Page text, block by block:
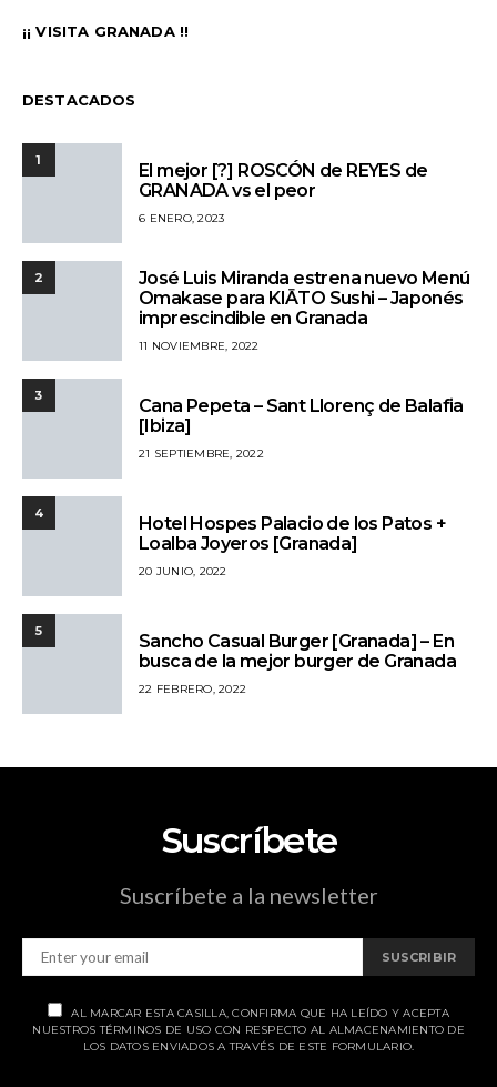
¡¡ VISITA GRANADA !!
DESTACADOS
1
El mejor [?] ROSCÓN de REYES de
GRANADA vs el peor
6 ENERO, 2023
2
José Luis Miranda estrena nuevo Menú
Omakase para KIĀTO Sushi – Japonés
imprescindible en Granada
11 NOVIEMBRE, 2022
3
Cana Pepeta – Sant Llorenç de Balafia
[Ibiza]
21 SEPTIEMBRE, 2022
4
Hotel Hospes Palacio de los Patos +
Loalba Joyeros [Granada]
20 JUNIO, 2022
5
Sancho Casual Burger [Granada] – En
busca de la mejor burger de Granada
22 FEBRERO, 2022
Suscríbete
Suscríbete a la newsletter
SUSCRIBIR
AL MARCAR ESTA CASILLA, CONFIRMA QUE HA LEÍDO Y ACEPTA
NUESTROS TÉRMINOS DE USO CON RESPECTO AL ALMACENAMIENTO DE
LOS DATOS ENVIADOS A TRAVÉS DE ESTE FORMULARIO.